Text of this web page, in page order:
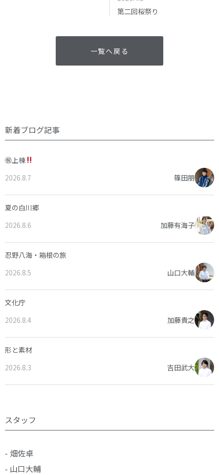
第二回桜祭り
一覧へ戻る
新着ブログ記事
㊗上棟
2026.8.7
篠田朋
夏の白川郷
2026.8.6
加藤有海子
忍野八海・箱根の旅
2026.8.5
山口大輔
文化庁
2026.8.4
加藤貴之
形と素材
2026.8.3
吉田武大
スタッフ
- 畑佐卓
- 山口大輔